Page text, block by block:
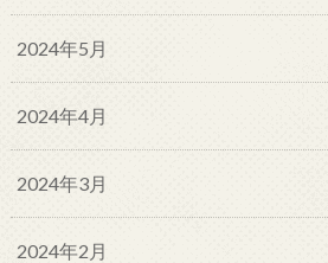
2024年5月
2024年4月
2024年3月
2024年2月